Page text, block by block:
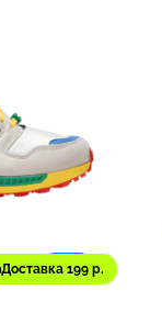
Доставка 199 р.
932